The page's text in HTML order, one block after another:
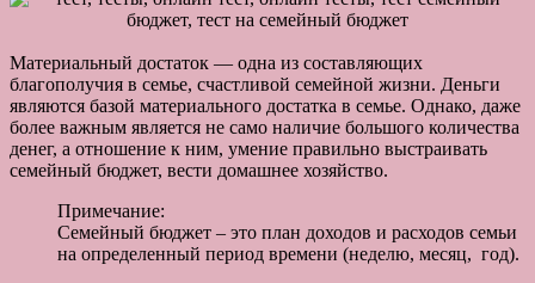
Материальный достаток — одна из составляющих
благополучия в семье, счастливой семейной жизни. Деньги
являются базой материального достатка в семье. Однако, даже
более важным является не само наличие большого количества
денег, а отношение к ним, умение правильно выстраивать
семейный бюджет, вести домашнее хозяйство.
Примечание:
Семейный бюджет – это план доходов и расходов семьи
на определенный период времени (неделю, месяц, год).